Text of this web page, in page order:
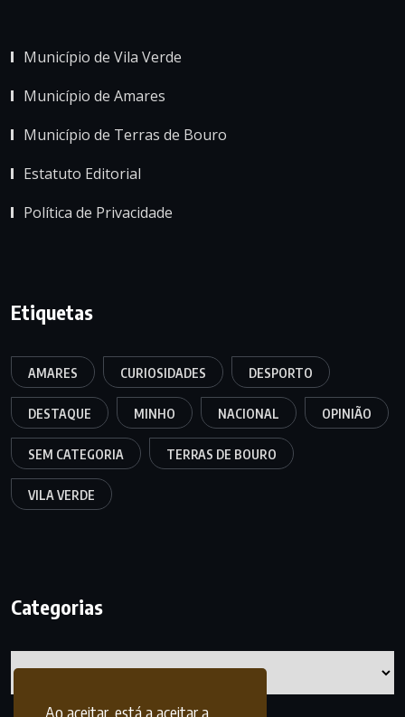
Ao aceitar, está a aceitar a
Município de Vila Verde
Município de Amares
Município de Terras de Bouro
Estatuto Editorial
Política de Privacidade
Etiquetas
AMARES CURIOSIDADES DESPORTO
DESTAQUE MINHO NACIONAL OPINIÃO
SEM CATEGORIA TERRAS DE BOURO
VILA VERDE
Categorias